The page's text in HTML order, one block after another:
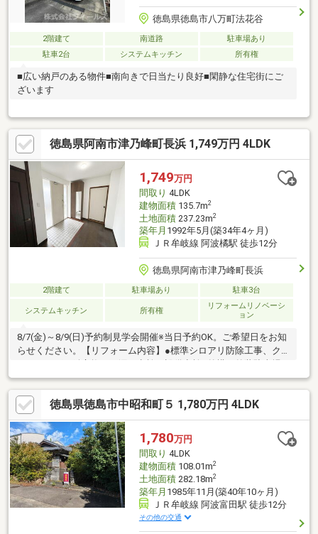
徳島県徳島市八万町法花谷
2階建て 南道路
駐車場あり
駐車2台
システムキッチン 所有権
■広い納戸のある物件■南向きで日当たり良好■閑静な住宅街にご
ざいます
徳島県阿南市津乃峰町長浜 1,749万円 4LDK
1,749万円
間取り 4LDK
建物面積135.7m2
土地面積237.23m2
築年月 1992年5月(築34年4ヶ月)
ＪＲ牟岐線 阿波橘駅 徒歩12分
徳島県阿南市津乃峰町長浜
2階建て 駐車場あり 駐車3台
システムキッチン 所有権
リフォームリノベーシ
ョン
8/7(金)～8/9(日)予約制見学会開催※当日予約OK。ご希望日をお知
らせください。【リフォーム内容】●標準シロアリ防除工事、ク
拡張●水回りシステムキッチン交換、ユニットバス交換、トイレ
交換、洗面化粧台交換●内装間取変更、シューズボックス交換、
クロス張替え、畳表替え、障子・襖張替え●その他設備給湯器交
換、インターホン設置、火災警報器設置、照明器具交換【おすす
めポイント】・本物件は条件により住宅ローン減税が適用されま
す。・シロアリ防除工事施工後5年間保証
徳島県徳島市中昭和町５ 1,780万円 4LDK
1,780万円
間取り 4LDK
建物面積108.01m2
土地面積282.18m2
築年月 1985年11月(築40年10ヶ月)
ＪＲ牟岐線 阿波富田駅 徒歩12分
その他の交通